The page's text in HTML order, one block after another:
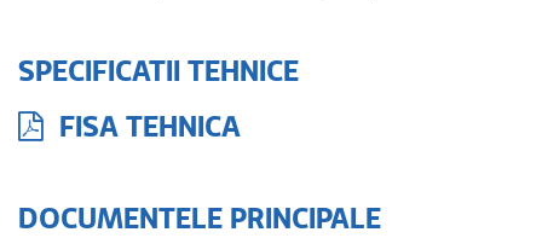
SPECIFICATII TEHNICE
FISA TEHNICA
DOCUMENTELE PRINCIPALE